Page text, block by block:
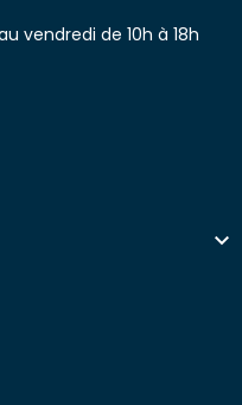
vendredi de 10h à 18h
